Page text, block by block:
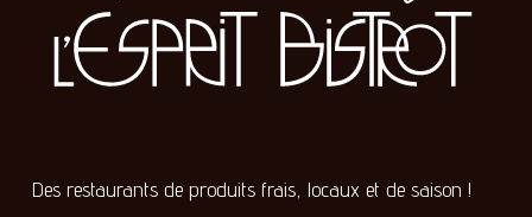
Des restaurants de produits frais, locaux et de saison !